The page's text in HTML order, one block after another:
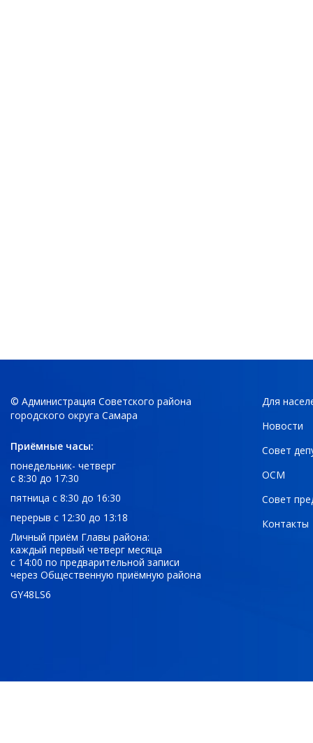
© Администрация Советского района
городского округа Самара
Приёмные часы:
понедельник- четверг
с 8:30 до 17:30
пятница с 8:30 до 16:30
перерыв с 12:30 до 13:18
Личный приём Главы района:
каждый первый четверг месяца
с 14:00 по предварительной записи
через Общественную приёмную района
GY48LS6
Для
Новости
Совет
ОСМ
Совет
Контакты